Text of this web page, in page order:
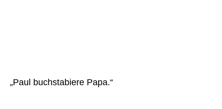
„Paul buchstabiere Papa.“